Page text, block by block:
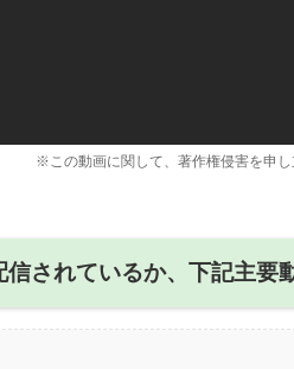
※この動画に関して、著作権侵害を申し
されているか、下記主要